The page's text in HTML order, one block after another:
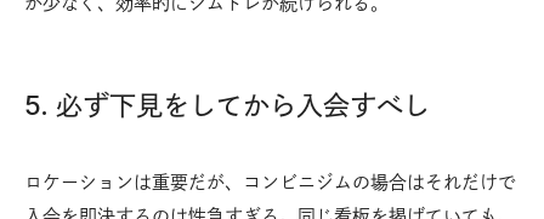
5. 必ず下見をしてから入会すべし
ロケーションは重要だが、コンビニジムの場合はそれだけで